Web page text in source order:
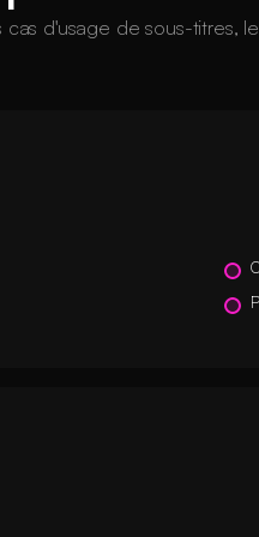
cas d'usage de sous-titres,